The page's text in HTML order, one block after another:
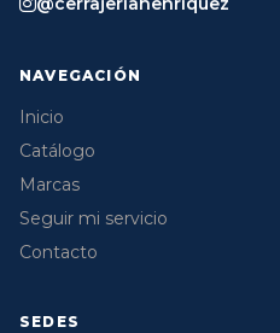
NAVEGACIÓN
Inicio
Catálogo
Marcas
Seguir mi servicio
Contacto
SEDES